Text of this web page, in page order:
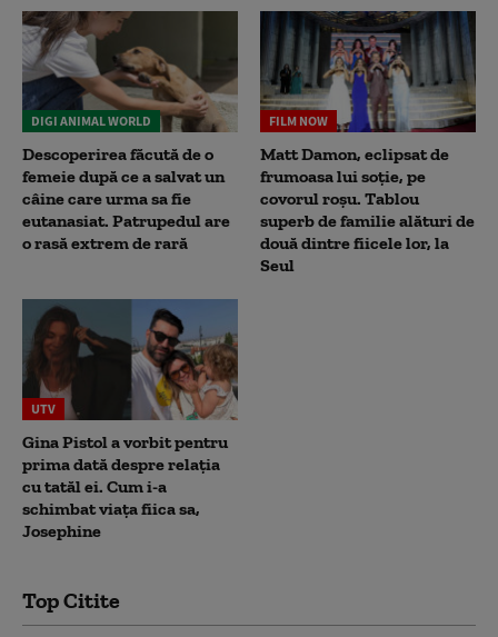
DIGI ANIMAL WORLD
Descoperirea făcută de o
femeie după ce a salvat un
câine care urma sa fie
eutanasiat. Patrupedul are
o rasă extrem de rară
FILM NOW
Matt Damon, eclipsat de
frumoasa lui soție, pe
covorul roșu. Tablou
superb de familie alături de
două dintre fiicele lor, la
Seul
UTV
Gina Pistol a vorbit pentru
prima dată despre relația
cu tatăl ei. Cum i-a
schimbat viața fiica sa,
Josephine
Top Citite